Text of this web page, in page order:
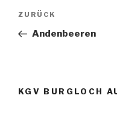
Beitragsnavigation
Vorheriger
Beitrag
ZURÜCK
Andenbeeren
KGV BURGLOCH